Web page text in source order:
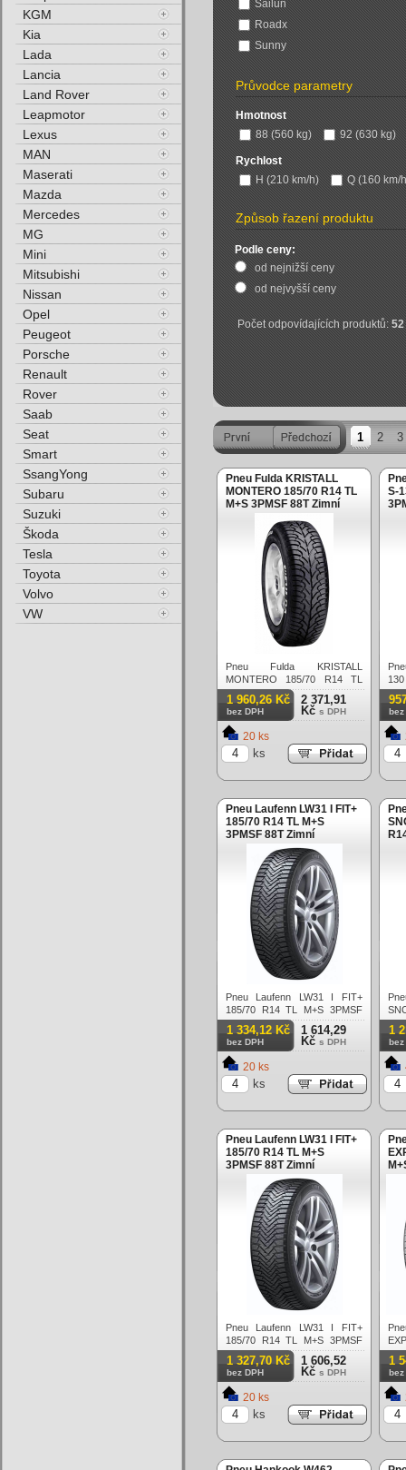
Sailun
Roadx
Sunny
Průvodce parametry
Hmotnost
88 (560 kg)
92 (630 kg)
Rychlost
H (210 km/h)
Q (160 km/
Způsob řazení produktu
Podle ceny:
od nejnižší ceny
od nejvyšší ceny
Počet odpovídajících produktů:52
1 2 3
Pneu Fulda KRISTALL
MONTERO 185/70 R14 TL
M+S 3PMSF 88T Zimní
Pneu Fulda KRISTALL
MONTERO 185/70 R14 TL
M+S 3PMSF 88T Zimní
1 960,26 Kč
bez DPH
2 371,91
Kč s DPH
20 ks
ks
S-
bez
Pneu Laufenn LW31 I FIT+
185/70 R14 TL M+S
3PMSF 88T Zimní
Pneu Laufenn LW31 I FIT+
185/70 R14 TL M+S 3PMSF
88T Zimní
1 334,12 Kč
bez DPH
1 614,29
Kč s DPH
20 ks
ks
TL
1
bez
Pneu Laufenn LW31 I FIT+
185/70 R14 TL M+S
3PMSF 88T Zimní
Pneu Laufenn LW31 I FIT+
185/70 R14 TL M+S 3PMSF
88T Zimní
1 327,70 Kč
bez DPH
1 606,52
Kč s DPH
20 ks
ks
1
bez
KGM
Kia
Lada
Lancia
Land Rover
Leapmotor
Lexus
MAN
Maserati
Mazda
Mercedes
MG
Mini
Mitsubishi
Nissan
Opel
Peugeot
Porsche
Renault
Rover
Saab
Seat
Smart
SsangYong
Subaru
Suzuki
Škoda
Tesla
Toyota
Volvo
VW